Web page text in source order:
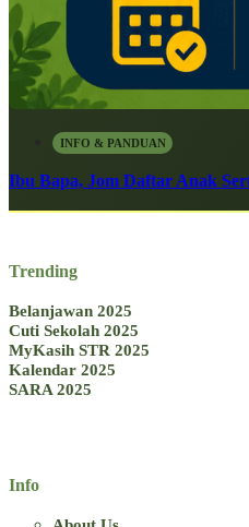
INFO & PANDUAN
Ibu Bapa, Jom Daftar Anak
Trending
Belanjawan 2025
Cuti Sekolah 2025
MyKasih STR 2025
Kalendar 2025
SARA 2025
Info